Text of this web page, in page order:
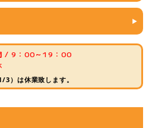
/ 9：00～19：00
）は休業致します。